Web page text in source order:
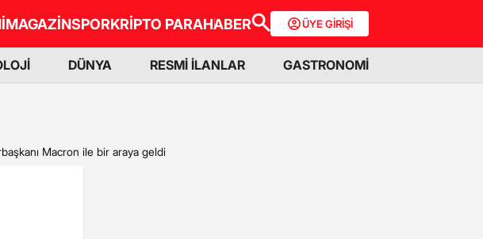
MAGAZİNSPORKRİPTO PARAHABER ÜYE GİRİŞİ
DÜNYA RESMİ İLANLAR GASTRONOMİ
Macron ile bir araya geldi